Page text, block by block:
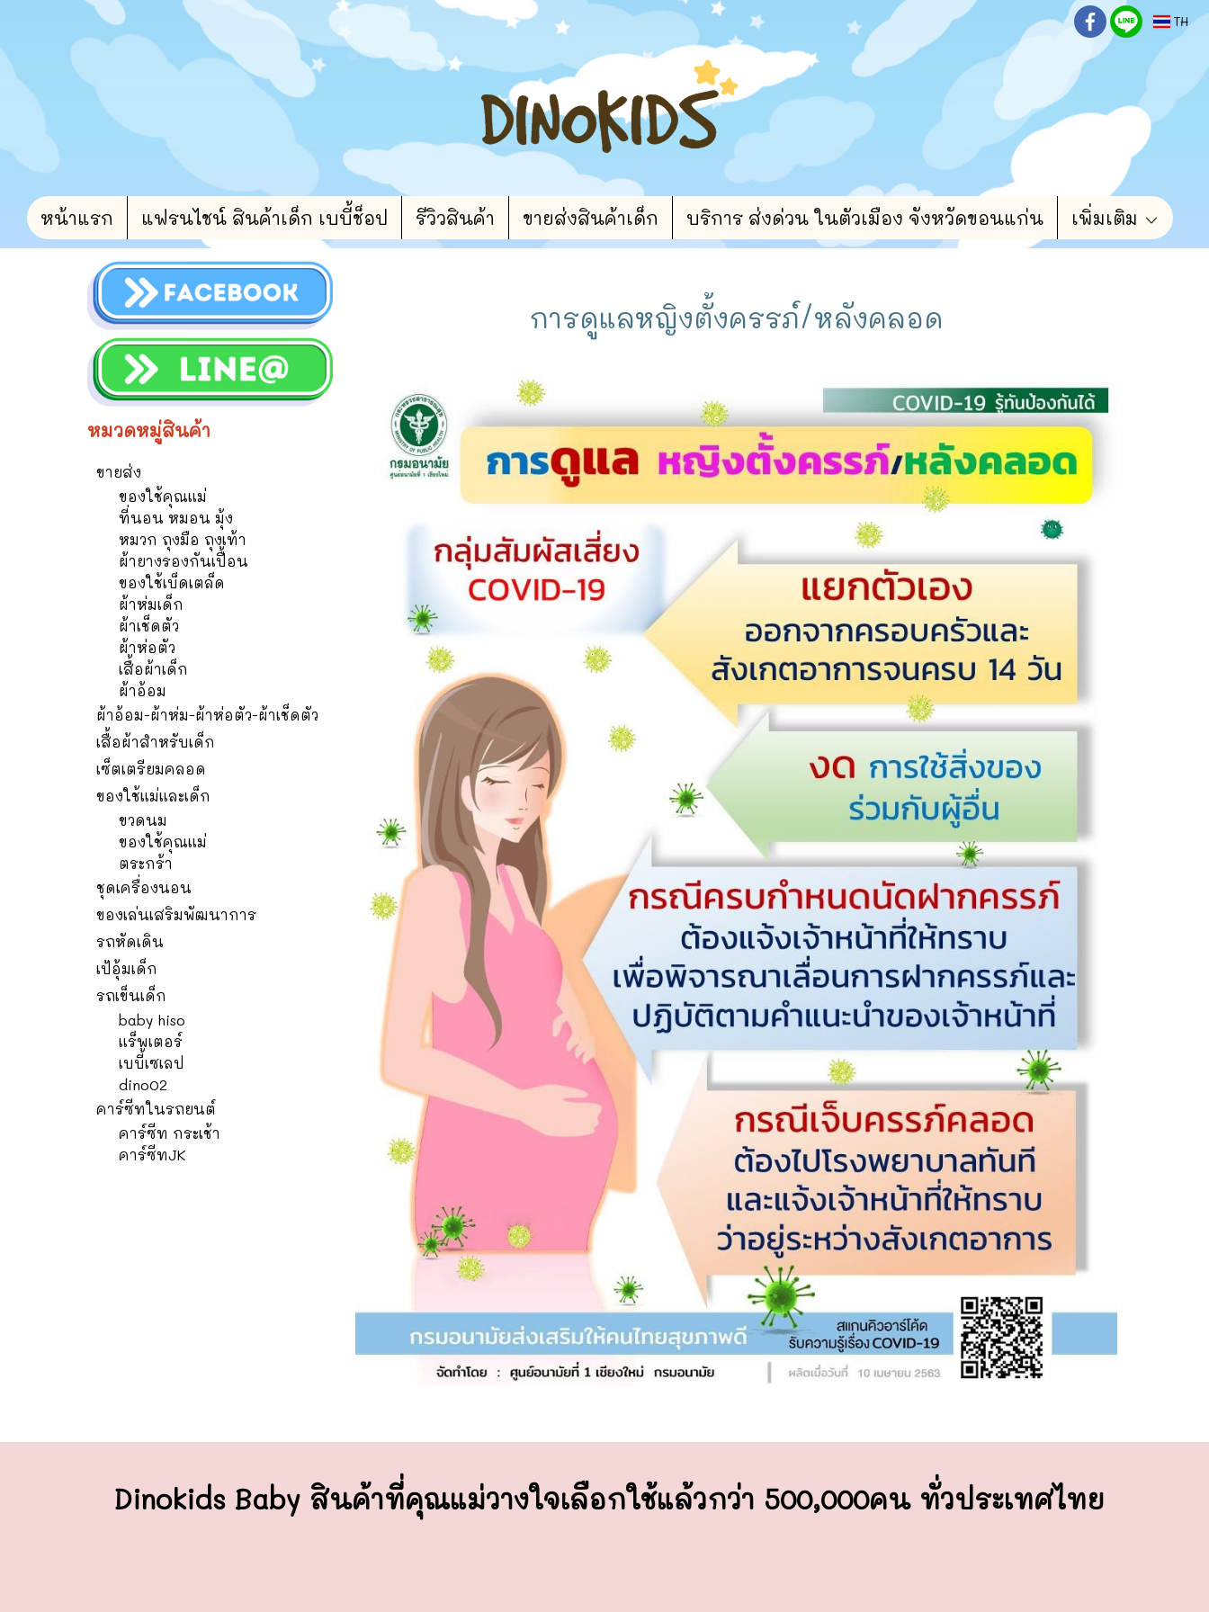
TH
หน้าแรก แฟรนไชน์ สินค้าเด็ก เบบี้ช็อป รีวิวสินค้า ขายส่งสินค้าเด็ก บริการ ส่งด่วน ในตัวเมือง จังหวัดขอนแก่น เพิ่มเติม
การดูแลหญิงตั้งครรภ์/หลังคลอด
หมวดหมู่สินค้า
ขายส่ง
ของใช้คุณแม่
ที่นอน หมอน มุ้ง
หมวก ถุงมือ ถุงเท้า
ผ้ายางรองกันเปื้อน
ของใช้เบ็ดเตล็ด
ผ้าห่มเด็ก
ผ้าเช็ดตัว
ผ้าห่อตัว
เสื้อผ้าเด็ก
ผ้าอ้อม
ผ้าอ้อม-ผ้าห่ม-ผ้าห่อตัว-ผ้าเช็ดตัว
เสื้อผ้าสำหรับเด็ก
เซ็ตเตรียมคลอด
ของใช้แม่และเด็ก
ขวดนม
ของใช้คุณแม่
ตระกร้า
ชุดเครื่องนอน
ของเล่นเสริมพัฒนาการ
รถหัดเดิน
เป้อุ้มเด็ก
รถเข็นเด็ก
baby hiso
แร็พเตอร์
เบบี้เซเลป
dino02
คาร์ซีทในรถยนต์
คาร์ซีท กระเช้า
คาร์ซีทJK
Dinokids Baby สินค้าที่คุณแม่วางใจเลือกใช้แล้วกว่า 500,000คน ทั่วประเทศไทย